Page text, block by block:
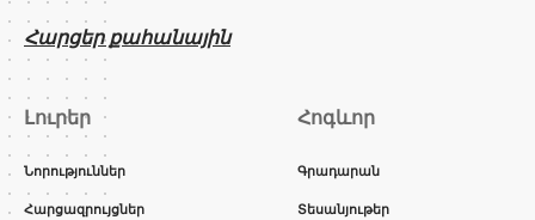
Հարցեր քահանային
Լուրեր
Նորություններ
Հարցազրույցներ
Հոգևոր
Գրադարան
Տեսանյութեր